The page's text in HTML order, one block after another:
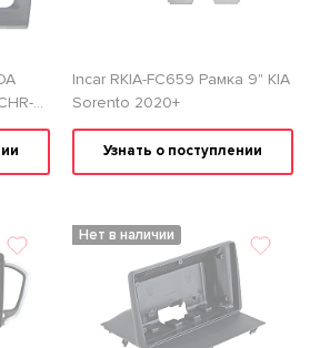
Incar RKIA-FC659 Рамка 9" KIA
Sorento 2020+
Узнать о поступлении
Нет в наличии